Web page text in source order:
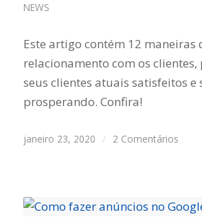
NEWS
Este artigo contém 12 maneiras
relacionamento com os
seus clientes atuais satisfeitos e
prosperando. Confira!
janeiro 23, 2020 / 2 Comentários